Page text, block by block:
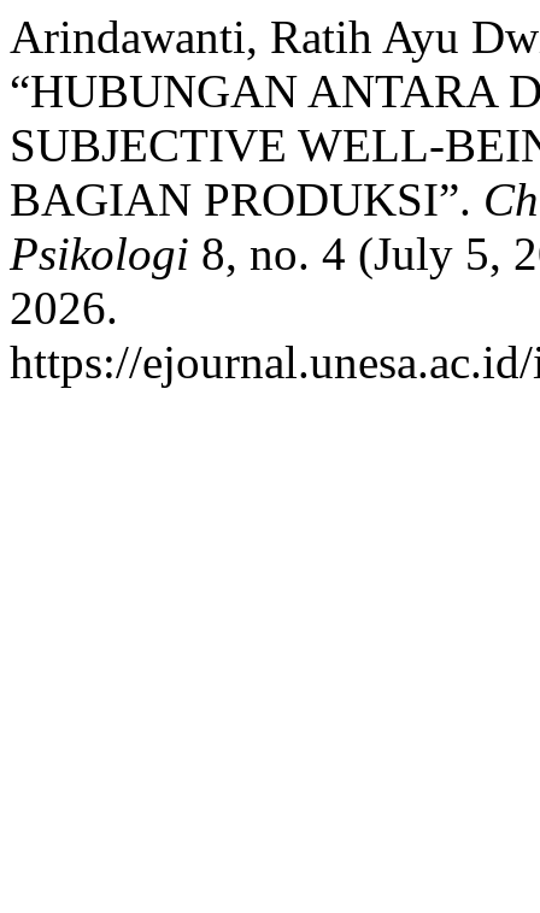
Arindawanti, Ratih Ayu
“HUBUNGAN ANTARA
SUBJECTIVE WELL-
BAGIAN PRODUKSI”.
Psikologi 8, no. 4 (July 5,
2026.
https://